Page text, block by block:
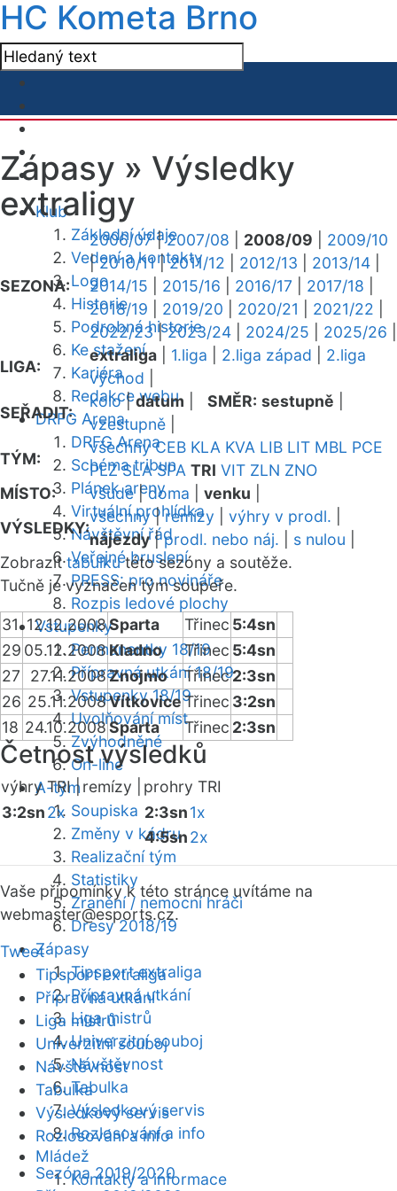
HC Kometa Brno
Klub
Základní údaje
Vedení a kontakty
Logo
Historie
Podrobná historie
Ke stažení
Kariéra
Redakce webu
DRFG Arena
DRFG Arena
Schéma tribun
Plánek areny
Virtuální prohlídka
Návštěvní řád
Veřejné bruslení
PRESS: pro novináře
Rozpis ledové plochy
Vstupenky
Permanentky 18/19
Přípravná utkání 18/19
Vstupenky 18/19
Uvolňování míst
Zvýhodněné
On-line
A-tým
Soupiska
Změny v kádru
Realizační tým
Statistiky
Zranění / nemocní hráči
Dresy 2018/19
Zápasy
Tipsport extraliga
Přípravná utkání
Liga mistrů
Univerzitní souboj
Návštěvnost
Tabulka
Výsledkový servis
Rozlosování a info
Mládež
Kontakty a informace
Zápasy » Výsledky
extraligy
SEZONA:
2006/07|2007/08 2008/09
2009/10
|2010/11|2011/12 2012/13 2013/14
2014/15
2015/16 2016/17 2017/18
2018/19
2019/20 2020/21 2021/22
2022/23|2023/24 2024/25 2025/26
LIGA:
extraliga 1.liga 2.liga západ
2.liga
východ
SEŘADIT:
kolo|datum SMĚR: sestupně
vzestupně
TÝM:
všechny CEB KLA KVA LIB LIT MBL PCE
PLZ SLA SPA TRI VIT ZLN ZNO
MÍSTO:
všude|doma venku
VÝSLEDKY:
všechny|remízy výhry v prodl.
nájezdy|prodl. nebo náj. s nulou
Zobrazittabulkutéto sezóny a soutěže.
Tučně je vyznačen tým soupeře.
31 12.12.2008Sparta Třinec 5:4sn
29 05.12.2008Kladno Třinec 5:4sn
27
27.11.2008Znojmo Třinec2:3sn
26 25.11.2008VítkoviceTřinec 3:2sn
18 24.10.2008Sparta Třinec 2:3sn
Četnost výsledků
výhry TRI |remízy |
prohry TRI
3:2sn2x 2:3sn1x
4:5sn2x
Vaše připomínky k této stránce uvítáme na
webmaster@esports.cz.
Tweet
Tipsport extraliga
Přípravná utkání
Liga mistrů
Univerzitní souboj
Návštěvnost
Tabulka
Výsledkový servis
Rozlosování a info
Sezóna 2019/2020